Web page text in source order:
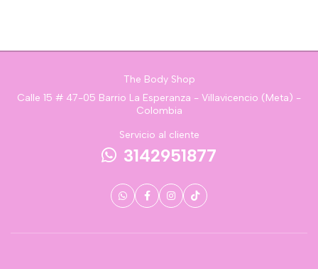
The Body Shop
Calle 15 # 47-05 Barrio La Esperanza - Villavicencio (Meta) -
Colombia
Servicio al cliente
3142951877